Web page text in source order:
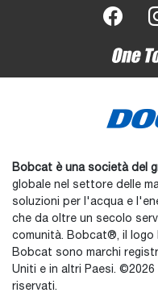
Bobcat è una società del
globale nel settore delle
soluzioni per l'acqua e
che da oltre un secolo
comunità. Bobcat®, il logo
Bobcat sono marchi
Uniti e in altri Paesi.
riservati.